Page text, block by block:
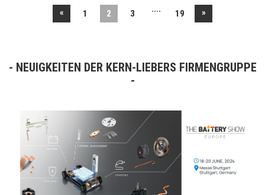
« 1 2 3 .... 19 »
NEUIGKEITEN DER KERN-LIEBERS FIRMENGRUPPE